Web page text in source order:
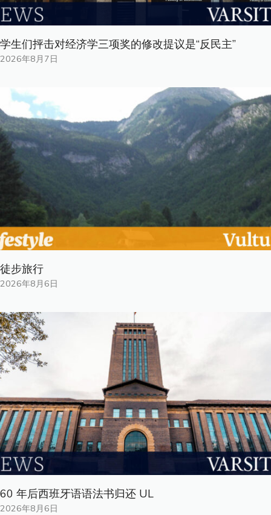
学生们抨击对经济学三项奖的修改提议是“反民主”
2026年8月7日
徒步旅行
2026年8月6日
60 年后西班牙语语法书归还 UL
2026年8月6日